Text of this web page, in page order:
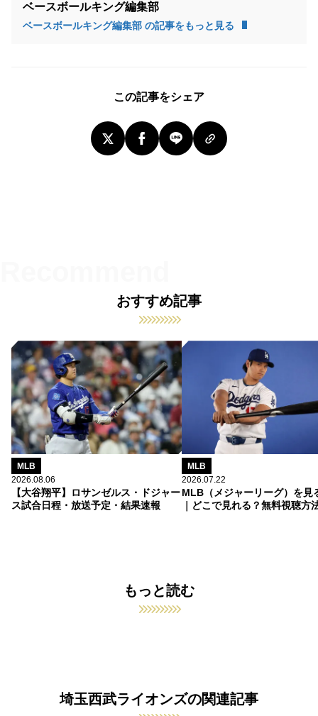
ベースボールキング編集部
ベースボールキング編集部 の記事をもっと見る
この記事をシェア
おすすめ記事
MLB
2026.08.06
【大谷翔平】ロサンゼルス・ドジャー
ス試合日程・放送予定・結果速報
MLB
2026.07.22
MLB（メジャーリーグ）を見
｜どこで見れる？無料視聴方
もっと読む
埼玉西武ライオンズの関連記事